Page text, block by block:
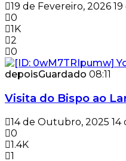
19 de Fevereiro, 2026
0
1K
2
0
depoisGuardado 08:11
Visita do Bispo ao
14 de Outubro, 2025 14
0
1.4K
1